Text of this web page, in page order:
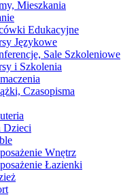
Mieszkania
Edukacyjne
Językowe
Sale Szkoleniowe
i Szkolenia
Czasopisma
Dzieci
Wnętrz
Łazienki